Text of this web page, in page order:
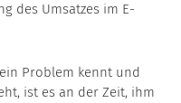
des Umsatzes im E-
Problem kennt und
ist es an der Zeit, ihm